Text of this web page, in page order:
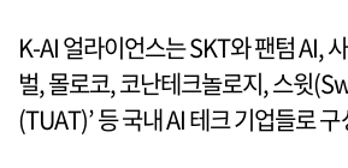
K-AI 얼라이언스는 SKT와 팬텀 AI,
벌, 몰로코, 코난테크놀로지, 스윗
(TUAT)’ 등 국내 AI 테크 기업들로